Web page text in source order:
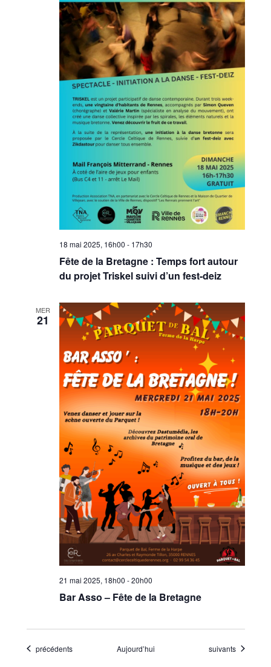
18 mai 2025, 16h00 - 17h30
Fête de la Bretagne : Temps fort autour
du projet Triskel suivi d’un fest-deiz
MER
21
21 mai 2025, 18h00 -20h00
Bar Asso – Fête de la Bretagne
Évènements
précédents Aujourd’hui Évènements
suivants